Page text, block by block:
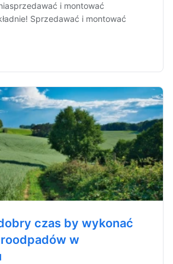
i montować
Sprzedawać i montować
czas by wykonać
w